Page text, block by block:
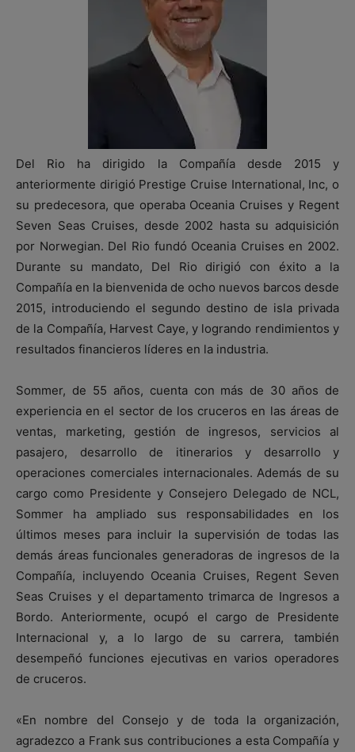
Del Rio ha dirigido la Compañía desde 2015 y
anteriormente dirigió Prestige Cruise International, Inc, o
su predecesora, que operaba Oceania Cruises y Regent
Seven Seas Cruises, desde 2002 hasta su adquisición
por Norwegian. Del Rio fundó Oceania Cruises en 2002.
Durante su mandato, Del Rio dirigió con éxito a la
Compañía en la bienvenida de ocho nuevos barcos desde
2015, introduciendo el segundo destino de isla privada
de la Compañía, Harvest Caye, y logrando rendimientos y
resultados financieros líderes en la industria.
Sommer, de 55 años, cuenta con más de 30 años de
experiencia en el sector de los cruceros en las áreas de
ventas, marketing, gestión de ingresos, servicios al
pasajero, desarrollo de itinerarios y desarrollo y
operaciones comerciales internacionales. Además de su
cargo como Presidente y Consejero Delegado de NCL,
Sommer ha ampliado sus responsabilidades en los
últimos meses para incluir la supervisión de todas las
demás áreas funcionales generadoras de ingresos de la
Compañía, incluyendo Oceania Cruises, Regent Seven
Seas Cruises y el departamento trimarca de Ingresos a
Bordo. Anteriormente, ocupó el cargo de Presidente
Internacional y, a lo largo de su carrera, también
desempeñó funciones ejecutivas en varios operadores
de cruceros.
«En nombre del Consejo y de toda la organización,
agradezco a Frank sus contribuciones a esta Compañía y